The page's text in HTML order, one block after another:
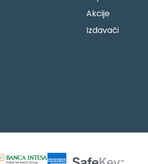
Akcije
Izdavači